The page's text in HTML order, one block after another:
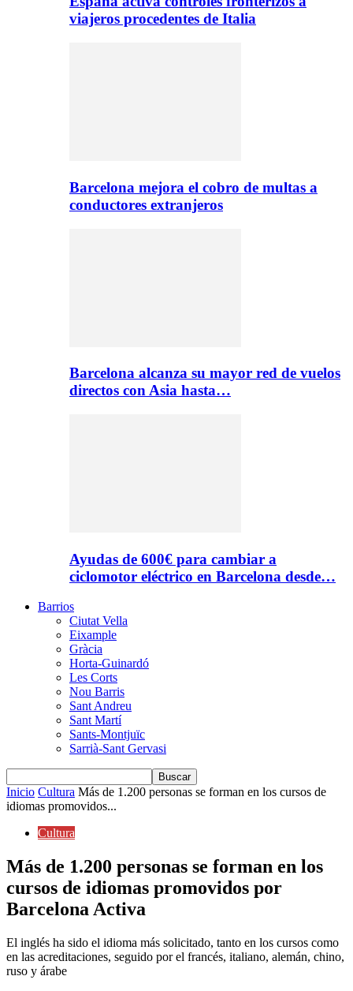
viajeros procedentes de Italia
Barcelona mejora el cobro de multas a
conductores extranjeros
Barcelona alcanza su mayor red de vuelos
directos con Asia hasta…
Ayudas de 600€ para cambiar a
ciclomotor eléctrico en Barcelona desde…
Barrios
Ciutat Vella
Eixample
Gràcia
Horta-Guinardó
Les Corts
Nou Barris
Sant Andreu
Sant Martí
Sants-Montjuïc
Sarrià-Sant Gervasi
Inicio Cultura Más de 1.200 personas se forman en los cursos de
idiomas promovidos...
Cultura
Más de 1.200 personas se forman en los
cursos de idiomas promovidos por
Barcelona Activa
El inglés ha sido el idioma más solicitado, tanto en los cursos como
en las acreditaciones, seguido por el francés, italiano, alemán, chino,
ruso y árabe